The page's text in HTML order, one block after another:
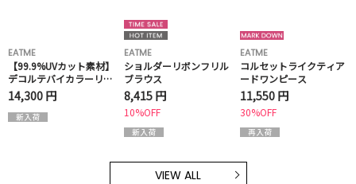
EATME
【99.9%UVカット素材】
デコルテバイカラーリブ
ワンピース
14,300 円
EATME
ショルダーリボンフリル
ブラウス
8,415 円
10%OFF
EATME
コルセットライクティア
ードワンピース
11,550 円
30%OFF
VIEW ALL